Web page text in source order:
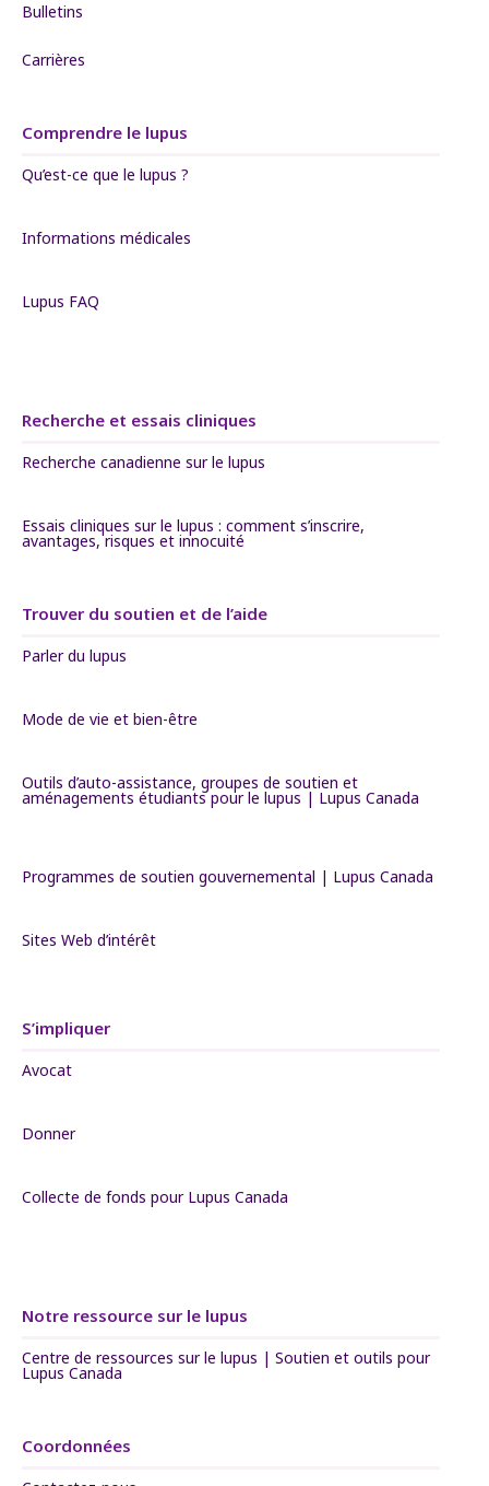
Bulletins
Carrières
Comprendre le lupus
Qu’est-ce que le lupus ?
Informations médicales
Lupus FAQ
Recherche et essais cliniques
Recherche canadienne sur le lupus
Essais cliniques sur le lupus : comment s’inscrire,
avantages, risques et innocuité
Trouver du soutien et de l’aide
Parler du lupus
Mode de vie et bien-être
Outils d’auto-assistance, groupes de soutien et
aménagements étudiants pour le lupus | Lupus Canada
Programmes de soutien gouvernemental | Lupus Canada
Sites Web d’intérêt
S’impliquer
Avocat
Donner
Collecte de fonds pour Lupus Canada
Notre ressource sur le lupus
Centre de ressources sur le lupus | Soutien et outils pour
Lupus Canada
Coordonnées